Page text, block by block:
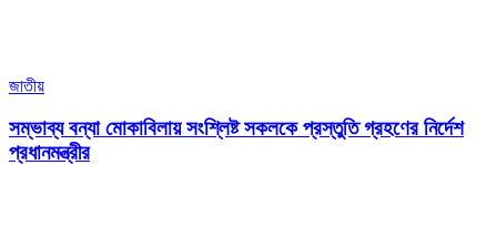
জাতীয়
সম্ভাব্য বন্যা মোকাবিলায় সংশ্লিষ্ট সকলকে প্রস্তুতি গ্রহণের নির্দেশ
প্রধানমন্ত্রীর